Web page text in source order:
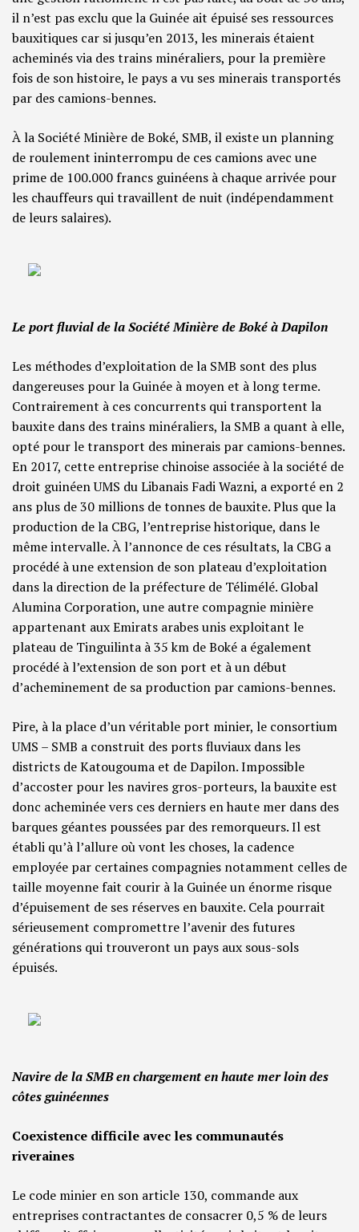
il n’est pas exclu que la Guinée ait épuisé ses ressources
bauxitiques car si jusqu’en 2013, les minerais étaient
acheminés via des trains minéraliers, pour la première
fois de son histoire, le pays a vu ses minerais transportés
par des camions-bennes.
À la Société Minière de Boké, SMB, il existe un planning
de roulement ininterrompu de ces camions avec une
prime de 100.000 francs guinéens à chaque arrivée pour
les chauffeurs qui travaillent de nuit (indépendamment
de leurs salaires).
Le port fluvial de la Société Minière de Boké à Dapilon
Les méthodes d’exploitation de la SMB sont des plus
dangereuses pour la Guinée à moyen et à long terme.
Contrairement à ces concurrents qui transportent la
bauxite dans des trains minéraliers, la SMB a quant à elle,
opté pour le transport des minerais par camions-bennes.
En 2017, cette entreprise chinoise associée à la société de
droit guinéen UMS du Libanais Fadi Wazni, a exporté en 2
ans plus de 30 millions de tonnes de bauxite. Plus que la
production de la CBG, l’entreprise historique, dans le
même intervalle. À l’annonce de ces résultats, la CBG a
procédé à une extension de son plateau d’exploitation
dans la direction de la préfecture de Télimélé. Global
Alumina Corporation, une autre compagnie minière
appartenant aux Emirats arabes unis exploitant le
plateau de Tinguilinta à 35 km de Boké a également
procédé à l’extension de son port et à un début
d’acheminement de sa production par camions-bennes.
Pire, à la place d’un véritable port minier, le consortium
UMS – SMB a construit des ports fluviaux dans les
districts de Katougouma et de Dapilon. Impossible
d’accoster pour les navires gros-porteurs, la bauxite est
donc acheminée vers ces derniers en haute mer dans des
barques géantes poussées par des remorqueurs. Il est
établi qu’à l’allure où vont les choses, la cadence
employée par certaines compagnies notamment celles de
taille moyenne fait courir à la Guinée un énorme risque
d’épuisement de ses réserves en bauxite. Cela pourrait
sérieusement compromettre l’avenir des futures
générations qui trouveront un pays aux sous-sols
épuisés.
Navire de la SMB en chargement en haute mer loin des
côtes guinéennes
Coexistence difficile avec les communautés
riveraines
Le code minier en son article 130, commande aux
entreprises contractantes de consacrer 0,5 % de leurs